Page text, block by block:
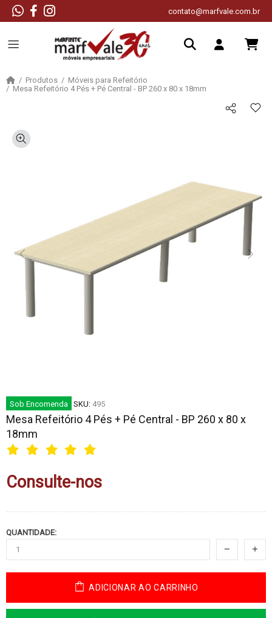
contato@marfvale.com.br
Produtos
Móveis para Refeitório
Mesa Refeitório 4 Pés + Pé Central - BP 260 x 80 x 18mm
Sob Encomenda SKU: 495
Mesa Refeitório 4 Pés + Pé Central - BP 260 x 80 x
18mm
Consulte-nos
QUANTIDADE:
ADICIONAR AO CARRINHO